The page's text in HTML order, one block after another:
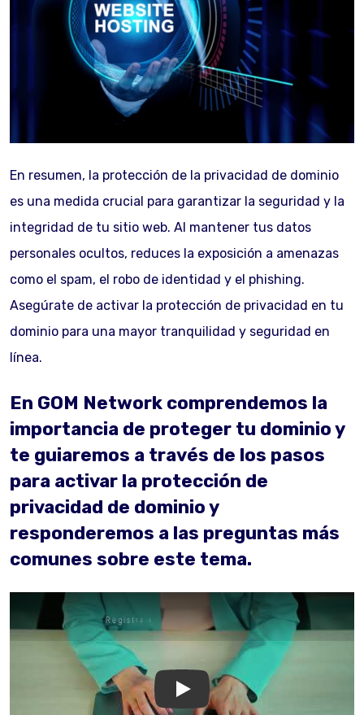
En resumen, la protección de la privacidad de dominio
es una medida crucial para garantizar la seguridad y la
integridad de tu sitio web. Al mantener tus datos
personales ocultos, reduces la exposición a amenazas
como el spam, el robo de identidad y el phishing.
Asegúrate de activar la protección de privacidad en tu
dominio para una mayor tranquilidad y seguridad en
línea.
En GOM Network comprendemos la
importancia de proteger tu dominio y
te guiaremos a través de los pasos
para activar la protección de
privacidad de dominio y
responderemos a las preguntas más
comunes sobre este tema.
GOM Network